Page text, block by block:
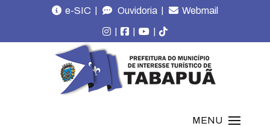
e-SIC | Ouvidoria | Webmail
| | |
MENU